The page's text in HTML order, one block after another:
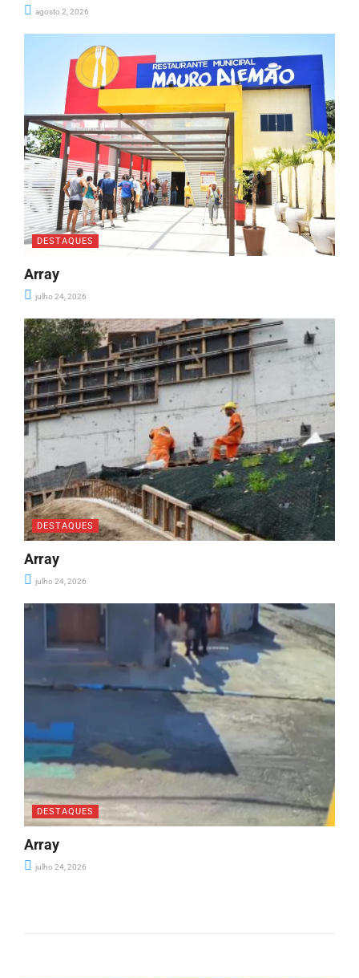
agosto 2, 2026
DESTAQUES
Array
julho 24, 2026
DESTAQUES
Array
julho 24, 2026
DESTAQUES
Array
julho 24, 2026